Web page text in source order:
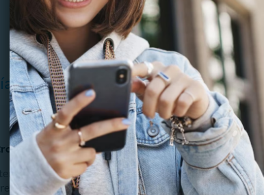
restaurantes y bares
Pastelería y Cafetería
Cafetería
Desayunos